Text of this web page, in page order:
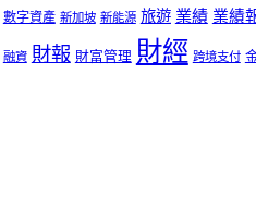
數字資產 新加坡 新能源 旅遊業績業績
融資 財報 財富管理 財經 跨境支付